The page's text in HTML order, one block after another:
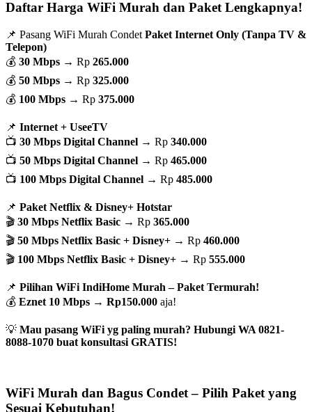
Daftar Harga WiFi Murah dan Paket Lengkapnya!
📌 Pasang WiFi Murah Condet Paket Internet Only (Tanpa TV &
Telepon)
💰 30 Mbps → Rp 265.000
💰 50 Mbps → Rp 325.000
💰 100 Mbps → Rp 375.000
📌 Internet + UseeTV
📺 30 Mbps Digital Channel → Rp 340.000
📺 50 Mbps Digital Channel → Rp 465.000
📺 100 Mbps Digital Channel → Rp 485.000
📌 Paket Netflix & Disney+ Hotstar
🎬 30 Mbps Netflix Basic → Rp 365.000
🎬 50 Mbps Netflix Basic + Disney+ → Rp 460.000
🎬 100 Mbps Netflix Basic + Disney+ → Rp 555.000
📌 Pilihan WiFi IndiHome Murah – Paket Termurah!
💰 Eznet 10 Mbps → Rp150.000 aja!
💡 Mau pasang WiFi yg paling murah? Hubungi WA 0821-
8088-1070 buat konsultasi GRATIS!
WiFi Murah dan Bagus Condet – Pilih Paket yang
Sesuai Kebutuhan!